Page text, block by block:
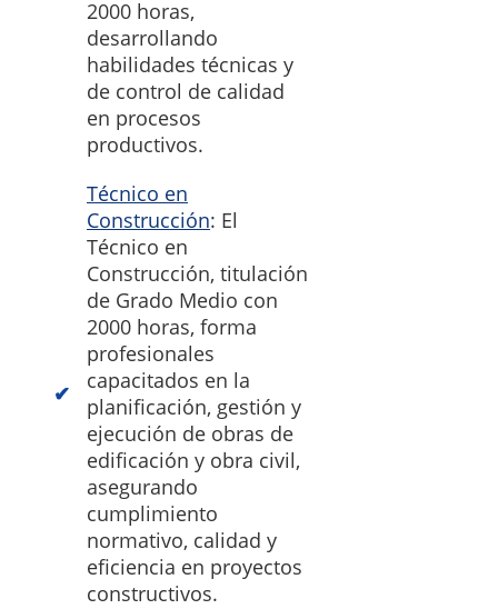
2000 horas,
desarrollando
habilidades técnicas y
de control de calidad
en procesos
productivos.
Técnico en
Construcción: El
Técnico en
Construcción, titulación
de Grado Medio con
2000 horas, forma
profesionales
capacitados en la
planificación, gestión y
ejecución de obras de
edificación y obra civil,
asegurando
cumplimiento
normativo, calidad y
eficiencia en proyectos
constructivos.